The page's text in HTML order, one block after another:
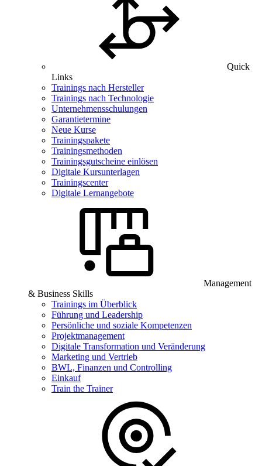
Quick
Links
Trainings nach Hersteller
Trainings nach Technologie
Unternehmensschulungen
Garantietermine
Neue Kurse
Trainingspakete
Trainingsmethoden
Trainingsgutscheine einlösen
Digitale Kursunterlagen
Trainingscenter
Digitale Lernangebote
Management
& Business Skills
Trainings im Überblick
Führung und Leadership
Persönliche und soziale Kompetenzen
Projektmanagement
Digitale Transformation und Veränderung
Marketing und Vertrieb
BWL, Finanzen und Controlling
Einkauf
Train the Trainer